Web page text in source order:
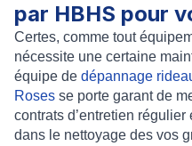
par HBHS pour
Certes, comme tout
nécessite une certaine
équipe de dépannage
Roses se porte garant de
contrats d’entretien
dans le nettoyage des vos